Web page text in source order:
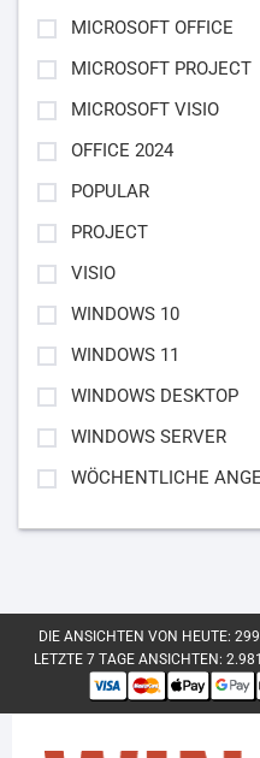
MICROSOFT OFFICE
MICROSOFT PROJECT
MICROSOFT VISIO
OFFICE 2024
POPULAR
PROJECT
VISIO
WINDOWS 10
WINDOWS 11
WINDOWS DESKTOP
WINDOWS SERVER
WÖCHENTLICHE
DIE ANSICHTEN VON HEUTE: 299
LETZTE 7 TAGE ANSICHTEN:2.981